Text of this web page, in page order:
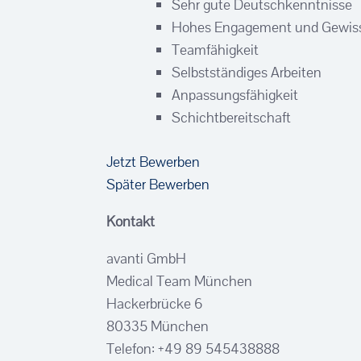
Sehr gute Deutschkenntnisse
Hohes Engagement und
Teamfähigkeit
Selbstständiges Arbeiten
Anpassungsfähigkeit
Schichtbereitschaft
Jetzt Bewerben
Später Bewerben
Kontakt
avanti GmbH
Medical Team München
Hackerbrücke 6
80335 München
Telefon: +49 89 545438888